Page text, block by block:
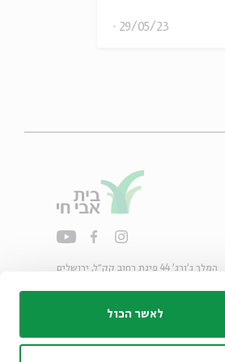
לאשר הכול
29/05/23
המלך ג'ורג' 44 פינת רחוב קק״ל, ירושלים